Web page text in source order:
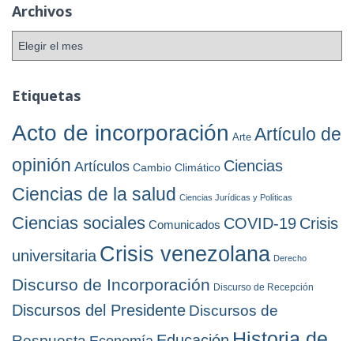
g
o
s
Archivos
h
v
o
s
Etiquetas
Acto de incorporación Arte Artículo de
opinión Artículos Cambio Climático Ciencias
Ciencias de la salud Ciencias Jurídicas y Políticas
Ciencias sociales Comunicados COVID-19 Crisis
universitaria Crisis venezolana Derecho
Discurso de Incorporación Discurso de Recepción
Discursos del Presidente Discursos de